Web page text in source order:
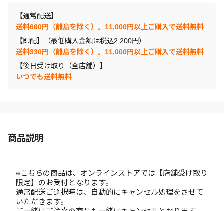
【通常配送】
送料660円（離島を除く）。11,000円以上ご購入で送料無料
【即配】（最低購入金額は税込2,200円）
送料330円（離島を除く）。11,000円以上ご購入で送料無料
【後日受け取り（全店舗）】
いつでも送料無料
商品説明
※こちらの商品は、オンラインストアでは【店舗受け取り
限定】のお受付となります。
通常配送ご選択時は、自動的にキャンセル処理をさせて
いただきます。